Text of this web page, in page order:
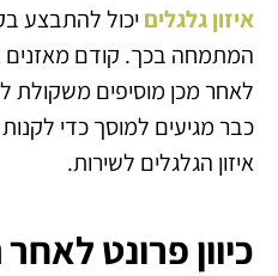
איזון גלגליםיכול להתבצע
המתמחה בכך. קודם
לאחר מכן מוסיפים משקולת
כבר מגיעים למוסך כדי
איזון הגלגלים לשירות.
כיוון פרונט